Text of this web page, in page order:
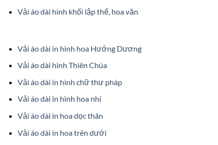
Vải áo dài hình khối lập thể, hoa văn
Vải áo dài in hình hoa Hướng Dương
Vải áo dài hình Thiên Chúa
Vải áo dài in hình chữ thư pháp
Vải áo dài in hình hoa nhí
Vải áo dài in hoa dọc thân
Vải áo dài in hoa trên dưới